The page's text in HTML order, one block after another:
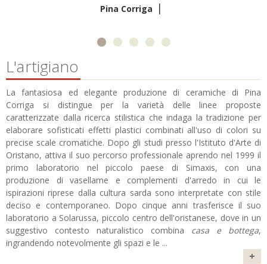
Pina Corriga |
L'artigiano
La fantasiosa ed elegante produzione di ceramiche di Pina
Corriga si distingue per la varietà delle linee proposte
caratterizzate dalla ricerca stilistica che indaga la tradizione per
elaborare sofisticati effetti plastici combinati all'uso di colori su
precise scale cromatiche. Dopo gli studi presso l'Istituto d'Arte di
Oristano, attiva il suo percorso professionale aprendo nel 1999 il
primo laboratorio nel piccolo paese di Simaxis, con una
produzione di vasellame e complementi d'arredo in cui le
ispirazioni riprese dalla cultura sarda sono interpretate con stile
deciso e contemporaneo. Dopo cinque anni trasferisce il suo
laboratorio a Solarussa, piccolo centro dell'oristanese, dove in un
suggestivo contesto naturalistico combina casa e bottega,
ingrandendo notevolmente gli spazi e le ...
+